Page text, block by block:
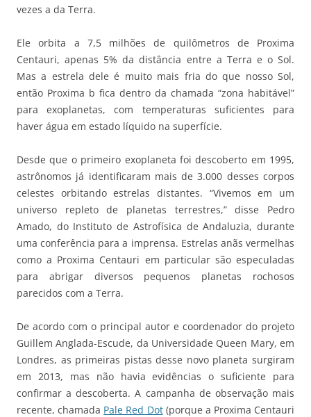
vezes a da Terra.
Ele orbita a 7,5 milhões de quilômetros de Proxima
Centauri, apenas 5% da distância entre a Terra e o Sol.
Mas a estrela dele é muito mais fria do que nosso Sol,
então Proxima b fica dentro da chamada “zona habitável”
para exoplanetas, com temperaturas suficientes para
haver água em estado líquido na superfície.
Desde que o primeiro exoplaneta foi descoberto em 1995,
astrônomos já identificaram mais de 3.000 desses corpos
celestes orbitando estrelas distantes. “Vivemos em um
universo repleto de planetas terrestres,” disse Pedro
Amado, do Instituto de Astrofísica de Andaluzia, durante
uma conferência para a imprensa. Estrelas anãs vermelhas
como a Proxima Centauri em particular são especuladas
para abrigar diversos pequenos planetas rochosos
parecidos com a Terra.
De acordo com o principal autor e coordenador do projeto
Guillem Anglada-Escude, da Universidade Queen Mary, em
Londres, as primeiras pistas desse novo planeta surgiram
em 2013, mas não havia evidências o suficiente para
confirmar a descoberta. A campanha de observação mais
recente, chamada Pale Red Dot(porque a Proxima Centauri